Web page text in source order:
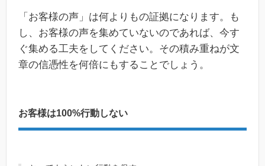
「お客様の声」は何よりもの証拠になります。も
し、お客様の声を集めていないのであれば、今す
ぐ集める工夫をしてください。その積み重ねが文
章の信憑性を何倍にもすることでしょう。
お客様は100%行動しない